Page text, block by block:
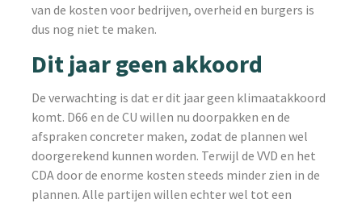
van de kosten voor bedrijven, overheid en burgers is
dus nog niet te maken.
Dit jaar geen akkoord
De verwachting is dat er dit jaar geen klimaatakkoord
komt. D66 en de CU willen nu doorpakken en de
afspraken concreter maken, zodat de plannen wel
doorgerekend kunnen worden. Terwijl de VVD en het
CDA door de enorme kosten steeds minder zien in de
plannen. Alle partijen willen echter wel tot een